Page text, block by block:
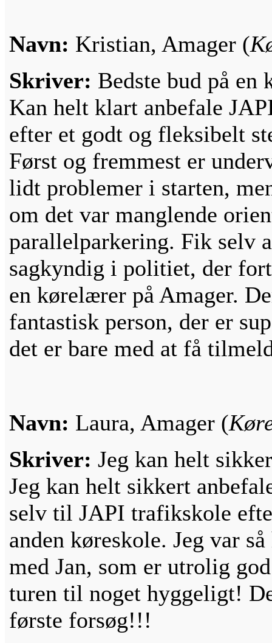
Navn: Kristian, Amager (
Skriver: Bedste bud på en
Kan helt klart anbefale
efter et godt og fleksibelt
Først og fremmest er
lidt problemer i starten,
om det var manglende
parallelparkering. Fik selv
sagkyndig i politiet, der
en kørelærer på Amager.
fantastisk person, der er
det er bare med at få
Navn: Laura, Amager (
Skriver: Jeg kan helt
Jeg kan helt sikkert
selv til JAPI trafikskole
anden køreskole. Jeg var
med Jan, som er utrolig
turen til noget hyggeligt!
første forsøg!!!